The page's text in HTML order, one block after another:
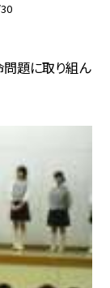
問題に取り組ん